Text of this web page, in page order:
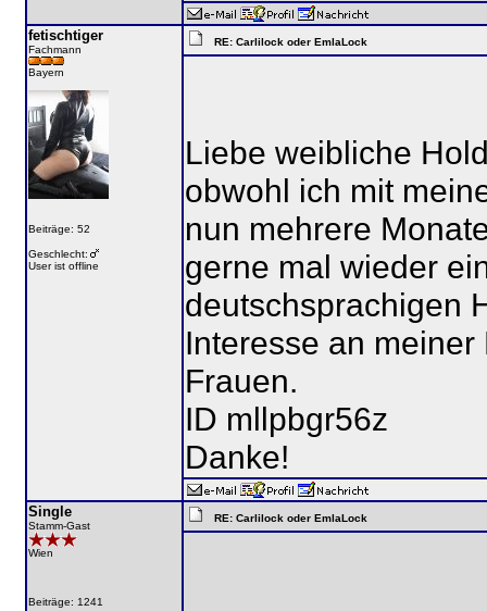
fetischtiger
Fachmann
Bayern
Beiträge: 52
Geschlecht:
User ist offline
RE: Carlilock oder EmlaLock
Liebe weibliche
obwohl ich mit
nun mehrere
gerne mal wieder
deutschsprachigen
Interesse an
Frauen.
ID mllpbgr56z
Danke!
Single
Stamm-Gast
Wien
Beiträge: 1241
RE: Carlilock oder EmlaLock